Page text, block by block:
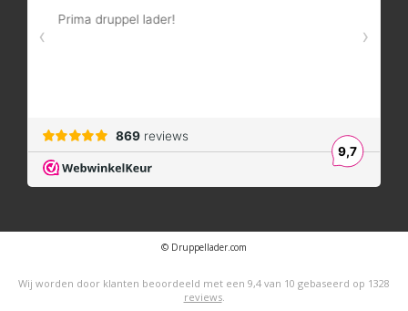
© Druppellader.com
Wij worden door klanten beoordeeld met een 9,4 van 10 gebaseerd op 1328
reviews.